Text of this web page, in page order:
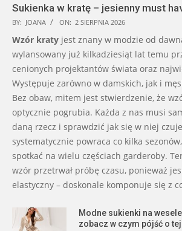
Sukienka w kratę – jesienny must
BY: JOANA ON: 2 SIERPNIA 2026
Wzór kraty jest znany w modzie od
wylansowany już kilkadziesiąt lat temu
cenionych projektantów świata oraz
Występuje zarówno w damskich, jak i
Bez obaw, mitem jest stwierdzenie, że
optycznie pogrubia. Każda z nas musi
daną rzecz i sprawdzić jak się w niej
systematycznie powraca co kilka
spotkać na wielu częściach garderoby.
wzór przetrwał próbę czasu, ponieważ
elastyczny – doskonale komponuje się z
Modne sukienki na
zobacz w czym pójść o